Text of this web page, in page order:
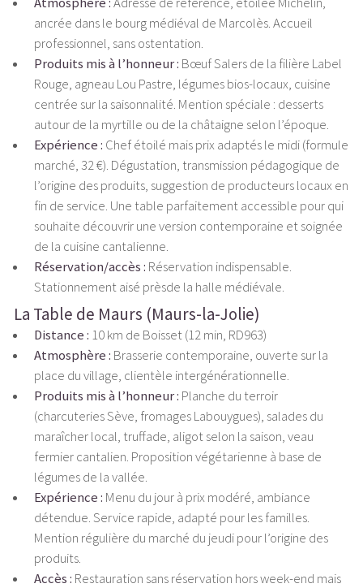
ancrée dans le bourg médiéval de Marcolès. Accueil
professionnel, sans ostentation.
Produits mis à l’honneur : Bœuf Salers de la filière Label
Rouge, agneau Lou Pastre, légumes bios-locaux, cuisine
centrée sur la saisonnalité. Mention spéciale : desserts
autour de la myrtille ou de la châtaigne selon l’époque.
Expérience : Chef étoilé mais prix adaptés le midi (formule
marché, 32 €). Dégustation, transmission pédagogique de
l’origine des produits, suggestion de producteurs locaux en
fin de service. Une table parfaitement accessible pour qui
souhaite découvrir une version contemporaine et soignée
de la cuisine cantalienne.
Réservation/accès : Réservation indispensable.
Stationnement aisé prèsde la halle médiévale.
La Table de Maurs (Maurs-la-Jolie)
Distance : 10 km de Boisset (12 min, RD963)
Atmosphère : Brasserie contemporaine, ouverte sur la
place du village, clientèle intergénérationnelle.
Produits mis à l’honneur : Planche du terroir
(charcuteries Sève, fromages Labouygues), salades du
maraîcher local, truffade, aligot selon la saison, veau
fermier cantalien. Proposition végétarienne à base de
légumes de la vallée.
Expérience : Menu du jour à prix modéré, ambiance
détendue. Service rapide, adapté pour les familles.
Mention régulière du marché du jeudi pour l’origine des
produits.
Accès : Restauration sans réservation hors week-end mais